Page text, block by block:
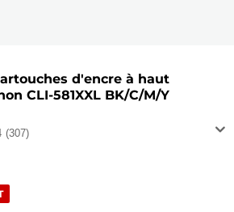
d'encre à haut
CLI-581XXL BK/C/M/Y
(307)